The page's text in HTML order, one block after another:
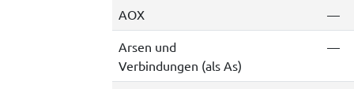
AOX —
Arsen und
Verbindungen (als As)
—